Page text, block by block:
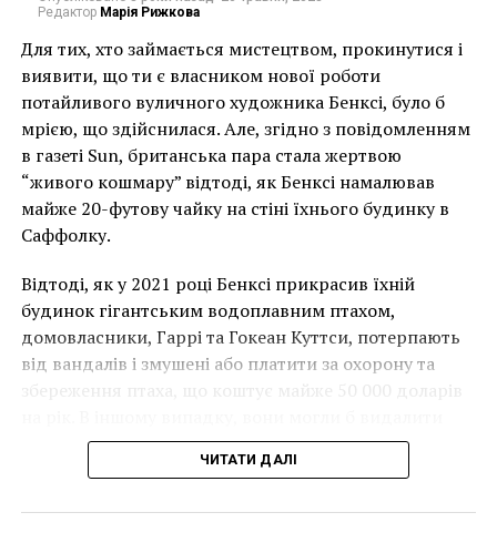
Бхарти Хера, Мриналини Мукерджи, Бениты
Персиял, Субодхы Гупты и Гьяна Панчала
размещены внутри расписанных вручную
помещений.
В дополнение к работам художников, базирующихся
в Южной Азии, также есть несколько
международных имен, в том числе Хума Бхабха,
Стивен Кокс, Джеймс Браун, Ханс Джозефсен и Эван
«Я хочу, чтобы
посетители ощущали
себя как на охоте за
сокровищами, поэтому
не буду направлять
людей по
Редактор Марія Рижкова
Для тих, хто займається мистецтвом, прокинутися і
виявити, що ти є власником нової роботи
потайливого вуличного художника Бенксі, було б
мрією, що здійснилася. Але, згідно з повідомленням
в газеті Sun, британська пара стала жертвою
“живого кошмару” відтоді, як Бенксі намалював
майже 20-футову чайку на стіні їхнього будинку в
Саффолку.
Відтоді, як у 2021 році Бенксі прикрасив їхній
будинок гігантським водоплавним птахом,
домовласники, Гаррі та Гокеан Куттси, потерпають
від вандалів і змушені або платити за охорону та
збереження птаха, що коштує майже 50 000 доларів
мурал, що може коштувати до чверті мільйона
доларів.
ЧИТАТИ ДАЛІ